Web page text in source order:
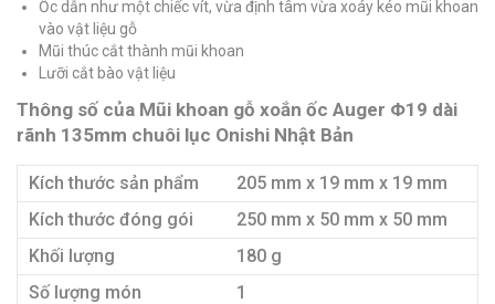
Ốc dẫn như một chiếc vít, vừa định tâm vừa xoáy kéo mũi khoan
vào vật liệu gỗ
Mũi thúc cắt thành mũi khoan
Lưỡi cắt bào vật liệu
Thông số của Mũi khoan gỗ xoắn ốc Auger Φ19 dài
rãnh 135mm chuôi lục Onishi Nhật Bản
Kích thước sản phẩm
205 mm x 19 mm x 19 mm
Kích thước đóng gói
250 mm x 50 mm x 50 mm
Khối lượng
180 g
Số lượng món
1